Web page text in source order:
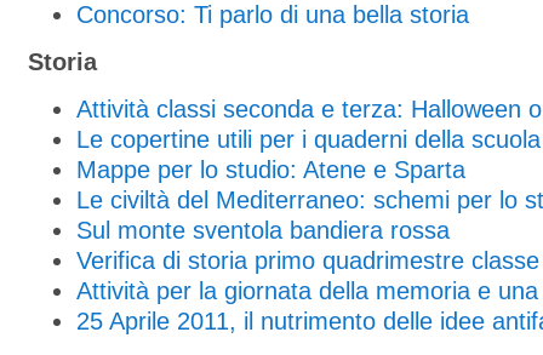
Concorso: Ti parlo di una bella storia
Storia
Attività classi seconda e terza: Halloween
Le copertine utili per i quaderni della
Mappe per lo studio: Atene e Sparta
Le civiltà del Mediterraneo: schemi per lo
Sul monte sventola bandiera rossa
Verifica di storia primo quadrimestre
Attività per la giornata della memoria e
25 Aprile 2011, il nutrimento delle idee